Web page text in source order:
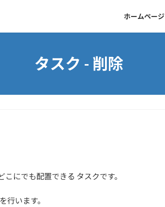
ホームページ
タスク - 削除
にでも配置できる タスクです。
行います。